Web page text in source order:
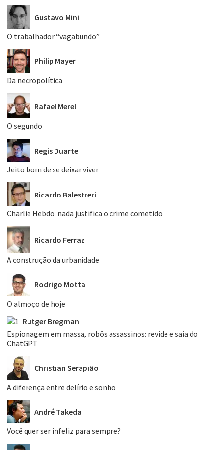
Gustavo Mini
O trabalhador “vagabundo”
Philip Mayer
Da necropolítica
Rafael Merel
O segundo
Regis Duarte
Jeito bom de se deixar viver
Ricardo Balestreri
Charlie Hebdo: nada justifica o crime cometido
Ricardo Ferraz
A construção da urbanidade
Rodrigo Motta
O almoço de hoje
Rutger Bregman
Espionagem em massa, robôs assassinos: revide e saia do
ChatGPT
Christian Serapião
A diferença entre delírio e sonho
André Takeda
Você quer ser infeliz para sempre?